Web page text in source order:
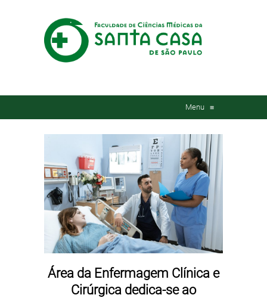
Menu ≡
Área da Enfermagem Clínica e
Cirúrgica dedica-se ao